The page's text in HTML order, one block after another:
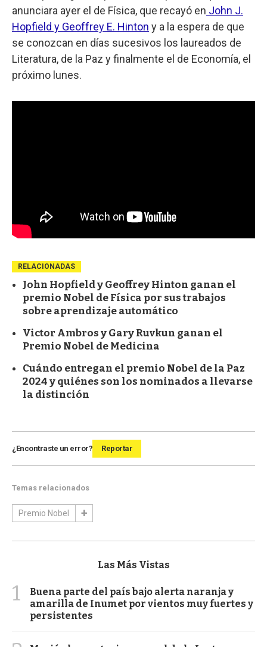
anunciara ayer el de Física, que recayó en John J.
Hopfield y Geoffrey E. Hinton y a la espera de que
se conozcan en días sucesivos los laureados de
Literatura, de la Paz y finalmente el de Economía, el
próximo lunes.
RELACIONADAS
John Hopfield y Geoffrey Hinton ganan el
premio Nobel de Física por sus trabajos
sobre aprendizaje automático
Victor Ambros y Gary Ruvkun ganan el
Premio Nobel de Medicina
Cuándo entregan el premio Nobel de la Paz
2024 y quiénes son los nominados a llevarse
la distinción
¿Encontraste un error? Reportar
Temas relacionados
Premio Nobel
Las Más Vistas
1
Buena parte del país bajo alerta naranja y
amarilla de Inumet por vientos muy fuertes y
persistentes